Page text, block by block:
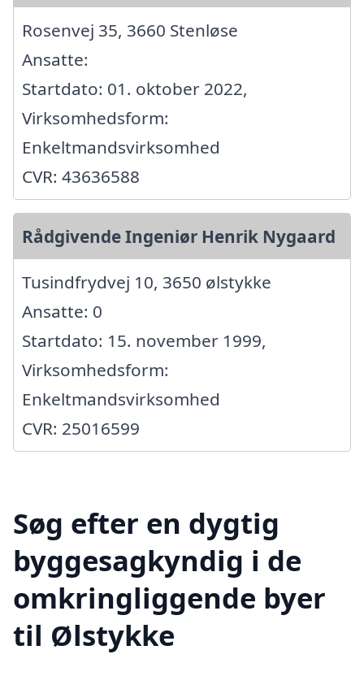
Rosenvej 35, 3660 Stenløse
Ansatte:
Startdato: 01. oktober 2022,
Virksomhedsform:
Enkeltmandsvirksomhed
CVR: 43636588
Rådgivende Ingeniør Henrik Nygaard
Tusindfrydvej 10, 3650 ølstykke
Ansatte: 0
Startdato: 15. november 1999,
Virksomhedsform:
Enkeltmandsvirksomhed
CVR: 25016599
Søg efter en dygtig
byggesagkyndig i de
omkringliggende byer
til Ølstykke